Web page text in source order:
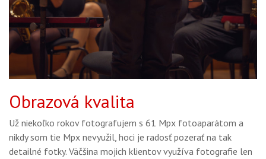
Obrazová kvalita
Už niekoľko rokov fotografujem s 61 Mpx fotoaparátom a
nikdy som tie Mpx nevyužil, hoci je radosť pozerať na tak
detailné fotky. Väčšina mojich klientov využíva fotografie len